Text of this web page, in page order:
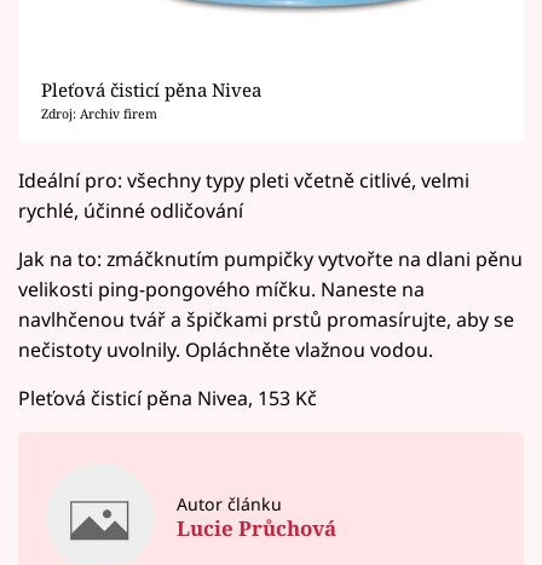
Pleťová čisticí pěna Nivea
Zdroj: Archiv firem
Ideální pro: všechny typy pleti včetně citlivé, velmi
rychlé, účinné odličování
Jak na to: zmáčknutím pumpičky vytvořte na dlani pěnu
velikosti ping-pongového míčku. Naneste na
navlhčenou tvář a špičkami prstů promasírujte, aby se
nečistoty uvolnily. Opláchněte vlažnou vodou.
Pleťová čisticí pěna Nivea, 153 Kč
Autor článku
Lucie Průchová